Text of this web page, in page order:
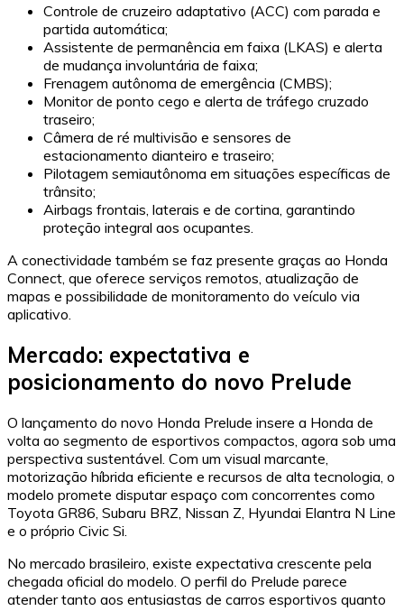
Controle de cruzeiro adaptativo (ACC) com parada e
partida automática;
Assistente de permanência em faixa (LKAS) e alerta
de mudança involuntária de faixa;
Frenagem autônoma de emergência (CMBS);
Monitor de ponto cego e alerta de tráfego cruzado
traseiro;
Câmera de ré multivisão e sensores de
estacionamento dianteiro e traseiro;
Pilotagem semiautônoma em situações específicas de
trânsito;
Airbags frontais, laterais e de cortina, garantindo
proteção integral aos ocupantes.
A conectividade também se faz presente graças ao Honda
Connect, que oferece serviços remotos, atualização de
mapas e possibilidade de monitoramento do veículo via
aplicativo.
Mercado: expectativa e
posicionamento do novo Prelude
O lançamento do novo Honda Prelude insere a Honda de
volta ao segmento de esportivos compactos, agora sob uma
perspectiva sustentável. Com um visual marcante,
motorização híbrida eficiente e recursos de alta tecnologia, o
modelo promete disputar espaço com concorrentes como
Toyota GR86, Subaru BRZ, Nissan Z, Hyundai Elantra N Line
e o próprio Civic Si.
No mercado brasileiro, existe expectativa crescente pela
chegada oficial do modelo. O perfil do Prelude parece
atender tanto aos entusiastas de carros esportivos quanto